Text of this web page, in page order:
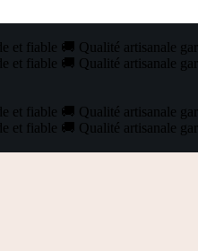
et fiable 🚚 Qualité artisanale
et fiable 🚚 Qualité artisanale
et fiable 🚚 Qualité artisanale
et fiable 🚚 Qualité artisanale